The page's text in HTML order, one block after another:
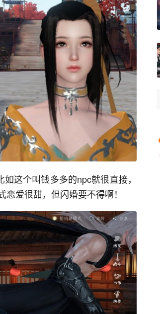
这个叫钱多多的npc就很直接，
爱很甜，但闪婚要不得啊！